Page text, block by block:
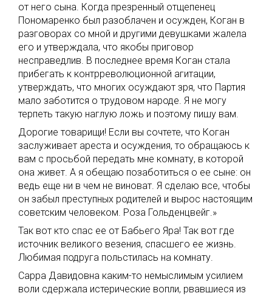
от него сына. Когда презренный отщепенец
Пономаренко был разоблачен и осужден, Коган в
разговорах со мной и другими девушками жалела
его и утверждала, что якобы приговор
несправедлив. В последнее время Коган стала
прибегать к контрреволюционной агитации,
утверждать, что многих осуждают зря, что Партия
мало заботится о трудовом народе. Я не могу
терпеть такую наглую ложь и поэтому пишу вам.
Дорогие товарищи! Если вы сочтете, что Коган
заслуживает ареста и осуждения, то обращаюсь к
вам с просьбой передать мне комнату, в которой
она живет. А я обещаю позаботиться о ее сыне: он
ведь еще ни в чем не виноват. Я сделаю все, чтобы
он забыл преступных родителей и вырос настоящим
советским человеком. Роза Гольденцвейг.»
Так вот кто спас ее от Бабьего Яра! Так вот где
источник великого везения, спасшего ее жизнь.
Любимая подруга польстилась на комнату.
Сарра Давидовна каким-то немыслимым усилием
воли сдержала истерические вопли, рвавшиеся из